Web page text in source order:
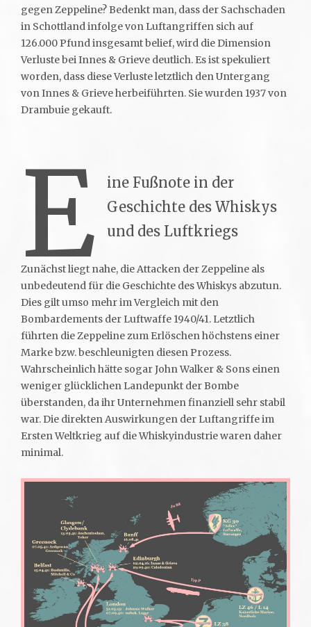
gegen Zeppeline? Bedenkt man, dass der Sachschaden
in Schottland infolge von Luftangriffen sich auf
126.000 Pfund insgesamt belief, wird die Dimension
Verluste bei Innes & Grieve deutlich. Es ist spekuliert
worden, dass diese Verluste letztlich den Untergang
von Innes & Grieve herbeiführten. Sie wurden 1937 von
Drambuie gekauft.
E
ine Fußnote in der
Geschichte des Whiskys
und des Luftkriegs
Zunächst liegt nahe, die Attacken der Zeppeline als
unbedeutend für die Geschichte des Whiskys abzutun.
Dies gilt umso mehr im Vergleich mit den
Bombardements der Luftwaffe 1940/41. Letztlich
führten die Zeppeline zum Erlöschen höchstens einer
Marke bzw. beschleunigten diesen Prozess.
Wahrscheinlich hätte sogar John Walker & Sons einen
weniger glücklichen Landepunkt der Bombe
überstanden, da ihr Unternehmen finanziell sehr stabil
war. Die direkten Auswirkungen der Luftangriffe im
Ersten Weltkrieg auf die Whiskyindustrie waren daher
minimal.